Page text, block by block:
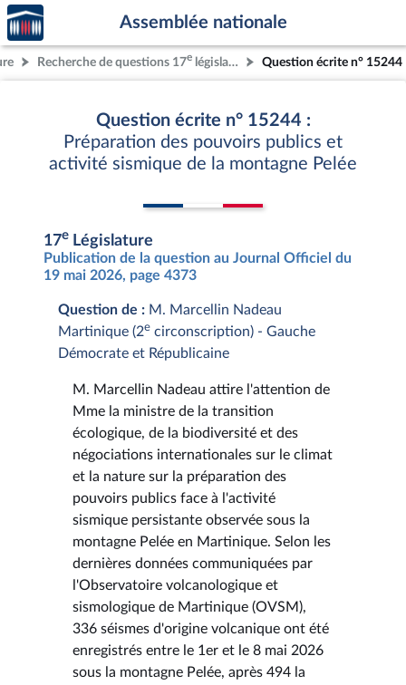
Aller au contenu
Aller en bas de la page
Accèder
à la
page
d'accueil
Assemblée nationale
Recherche de questions 17e législature Question écrite n° 15244
Question écrite n° 15244 :
Préparation des pouvoirs publics et
activité sismique de la montagne Pelée
17e Législature
Publication de la question au Journal Officiel du
19 mai 2026, page 4373
Question de : M. Marcellin Nadeau
Martinique (2e circonscription) - Gauche
Démocrate et Républicaine
M. Marcellin Nadeau attire l'attention de
Mme la ministre de la transition
écologique, de la biodiversité et des
négociations internationales sur le climat
et la nature sur la préparation des
pouvoirs publics face à l'activité
sismique persistante observée sous la
montagne Pelée en Martinique. Selon les
dernières données communiquées par
l'Observatoire volcanologique et
sismologique de Martinique (OVSM),
336 séismes d'origine volcanique ont été
enregistrés entre le 1er et le 8 mai 2026
sous la montagne Pelée, après 494 la